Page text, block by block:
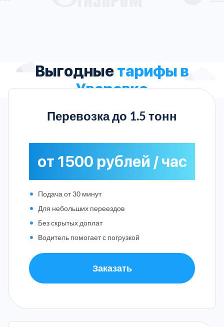
Выгодныетарифы в
Уваровке
Перевозка до 1.5 тонн
от 1500 рублей / час
Подача от 30 минут
Для небольших переездов
Без скрытых доплат
Водитель помогает с погрузкой
Заказать